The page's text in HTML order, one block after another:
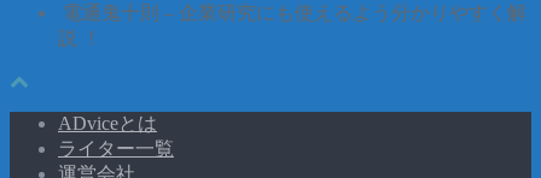
電通鬼十則 – 企業研究にも使えるよう分かりやすく解
説 ！
ADviceとは
ライター一覧
運営会社